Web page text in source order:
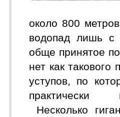
около 800
водопад лишь с
обще принятое
нет как
уступов, по
практически
Несколько